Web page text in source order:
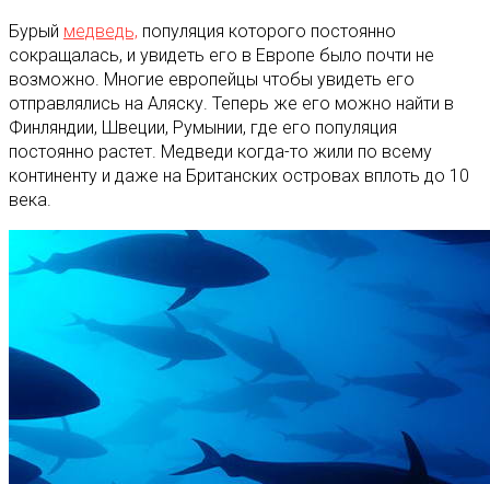
Бурый медведь, популяция которого постоянно
сокращалась, и увидеть его в Европе было почти не
возможно. Многие европейцы чтобы увидеть его
отправлялись на Аляску. Теперь же его можно найти в
Финляндии, Швеции, Румынии, где его популяция
постоянно растет. Медведи когда-то жили по всему
континенту и даже на Британских островах вплоть до 10
века.